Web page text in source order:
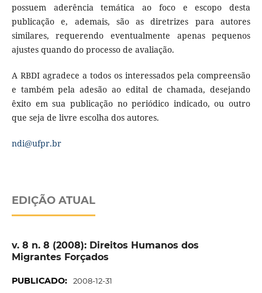
possuem aderência temática ao foco e escopo desta
publicação e, ademais, são as diretrizes para autores
similares, requerendo eventualmente apenas pequenos
ajustes quando do processo de avaliação.
A RBDI agradece a todos os interessados pela compreensão
e também pela adesão ao edital de chamada, desejando
êxito em sua publicação no periódico indicado, ou outro
que seja de livre escolha dos autores.
ndi@ufpr.br
EDIÇÃO ATUAL
v. 8 n. 8 (2008): Direitos Humanos dos
Migrantes Forçados
PUBLICADO: 2008-12-31